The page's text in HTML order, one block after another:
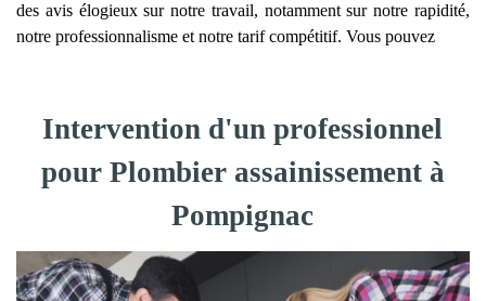
des avis élogieux sur notre travail, notamment sur notre rapidité,
notre professionnalisme et notre tarif compétitif. Vous pouvez
Intervention d'un professionnel
pour Plombier assainissement à
Pompignac